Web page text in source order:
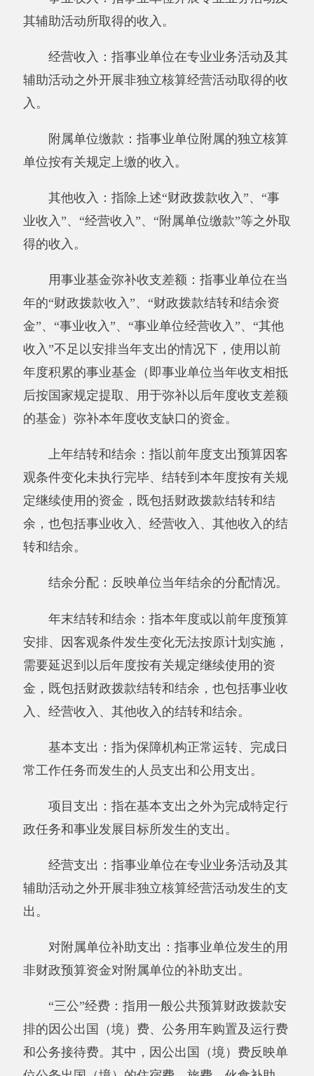
费、杂费、培训费等支出；公务用车购置及运行
维修费、过路过桥费、保险费、安全奖励费用等
支出；公务接待费反映单位按规定开支的各类公
务接待（含外宾接待）支出。
务员法管理的事业单位）运行用于购买货物和服
务的各项资金，包括办公及印刷费、邮电费、差
取暖费、办公用房物业管理费、公务用车运行维
护费以及其他费用。
本单位支出功能分类说明。
205（类）02（款）02 （项）：指小学教育
208（类）05（款）05 （项）：指机关事业
单位基本养老保险缴费支出
其他有关说明内容:无
第四部分 部门决算报表（见附表）
一、报表封面
二、《收入支出决算总表》
三、《收入决算表》
四、《支出决算表》
五、《收入支出决算表》
六、《项目收入支出决算表》
七、《行政事业类项目收入支出决算表》
八、《基本建设类项目收入支出决算表》
九、《支出决算明细表》
十、《基本支出决算明细表》
十一、《项目支出决算明细表》
十二、《财政专户管理资金收入支出决算
表》
十三、《财政拨款收入支出决算总表》
十四、《一般公共预算财政拨款收入支出决
算表》
十五、《一般公共预算财政拨款支出决算明
细表》
十六、《一般公共预算财政拨款基本支出决
十七、《一般公共预算财政拨款项目支出决
算明细表》